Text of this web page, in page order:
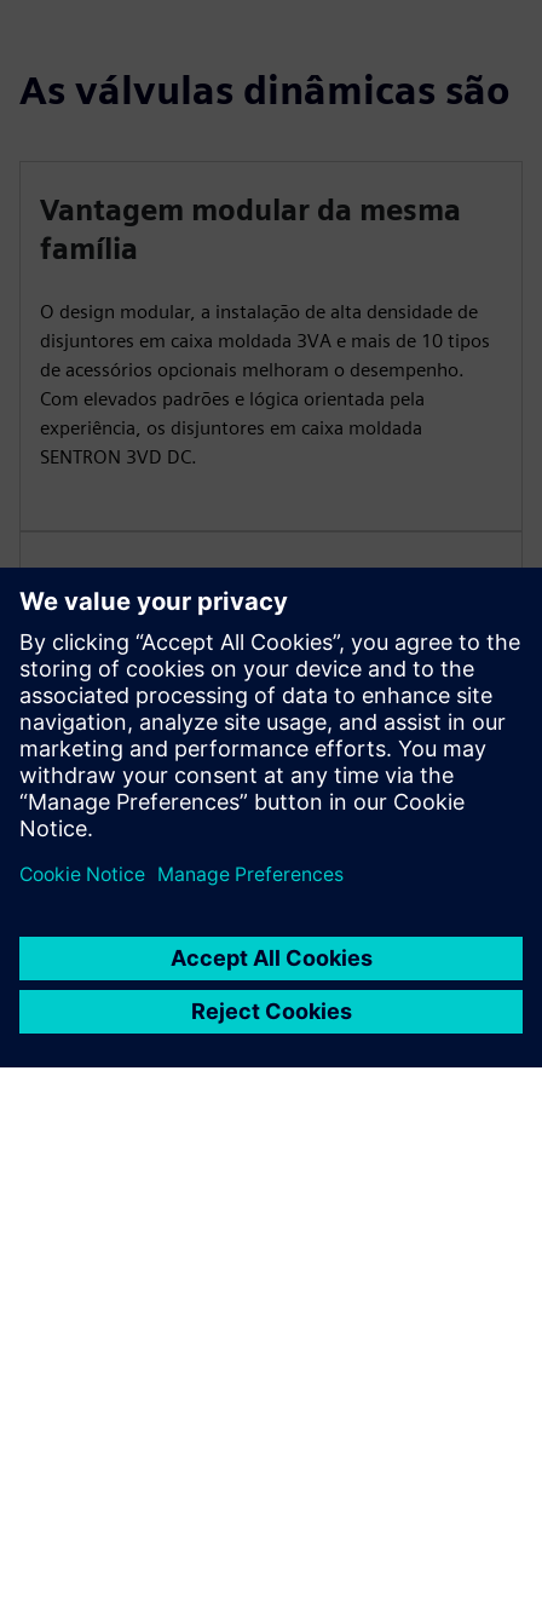
As válvulas dinâmicas são
Vantagem modular da mesma
família
O design modular, a instalação de alta densidade de
disjuntores em caixa moldada 3VA e mais de 10 tipos
de acessórios opcionais melhoram o desempenho.
Com elevados padrões e lógica orientada pela
experiência, os disjuntores em caixa moldada
SENTRON 3VD DC.
tamanho
Os 3VD oferecem vários tamanhos tais como 2P,
2P+N, 3P, 3P+N e 4P para satisfazer diversas exigências
de tensão.